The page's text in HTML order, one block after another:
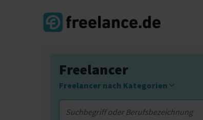
Freelancer
Freelancer nach Kategorien